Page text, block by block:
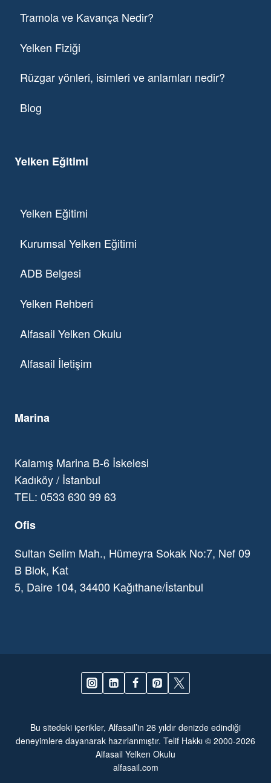
Tramola ve Kavança Nedir?
Yelken Fiziği
Rüzgar yönleri, isimleri ve anlamları nedir?
Blog
Yelken Eğitimi
Yelken Eğitimi
Kurumsal Yelken Eğitimi
ADB Belgesi
Yelken Rehberi
Alfasail Yelken Okulu
Alfasail İletişim
Marina
Kalamış Marina B-6 İskelesi
Kadıköy / İstanbul
TEL: 0533 630 99 63
Ofis
Sultan Selim Mah., Hümeyra Sokak No:7, Nef 09
B Blok, Kat
5, Daire 104, 34400 Kağıthane/İstanbul
Bu sitedeki içerikler, Alfasail’in 26 yıldır denizde edindiği
deneyimlere dayanarak hazırlanmıştır. Telif Hakkı © 2000-2026
Alfasail Yelken Okulu
alfasail.com